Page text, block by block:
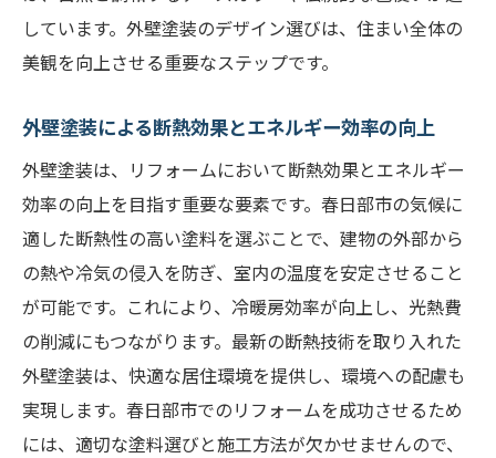
外壁塗装の耐久性を高める最新技術
施工後のメンテナンス方法とそのコツ
果的に行う方法
効果的な塗装計画の立て方
リフォームに最適な時期と季節
施工前に知っておきたい確認事項
施工中のトラブルを避けるポイント
アフターサービスの充実した業者の選び方
塗装の効果を最大化するための秘訣
春日部市のリフォームを成功させる外壁塗装の
選び方
しています。外壁塗装のデザイン選びは、住まい全体の
美観を向上させる重要なステップです。
外壁塗装による断熱効果とエネルギー効率の向上
外壁塗装は、リフォームにおいて断熱効果とエネルギー
効率の向上を目指す重要な要素です。春日部市の気候に
適した断熱性の高い塗料を選ぶことで、建物の外部から
の熱や冷気の侵入を防ぎ、室内の温度を安定させること
が可能です。これにより、冷暖房効率が向上し、光熱費
の削減にもつながります。最新の断熱技術を取り入れた
外壁塗装は、快適な居住環境を提供し、環境への配慮も
実現します。春日部市でのリフォームを成功させるため
には、適切な塗料選びと施工方法が欠かせませんので、